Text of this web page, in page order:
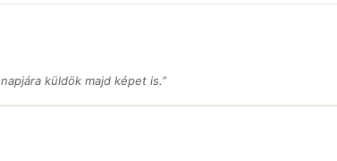
küldök majd képet is.”